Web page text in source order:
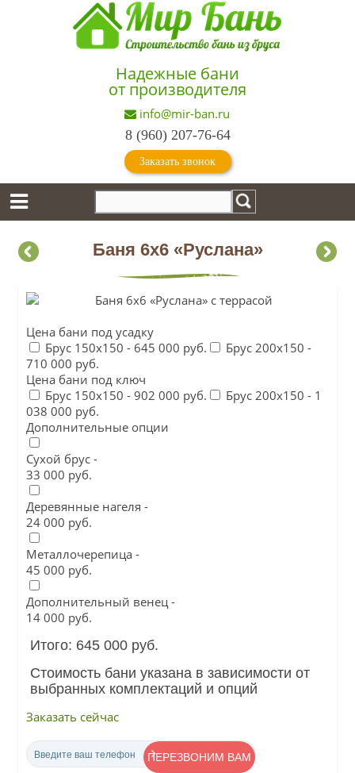
Надежные бани
от производителя
info@mir-ban.ru
8 (960) 207-76-64
Заказать звонок
Баня 6х6 «Руслана»
Цена бани под усадку
Брус 150х150 - 645 000 руб.
Брус 200х150 -
710 000 руб.
Цена бани под ключ
Брус 150х150 -902 000 руб. Брус 200х150 - 1
038 000 руб.
Дополнительные опции
Сухой брус -
33 000 руб.
Деревянные нагеля -
24 000 руб.
Металлочерепица -
45 000 руб.
Дополнительный венец -
14 000 руб.
Итого: 645 000 руб.
Стоимость бани указана в зависимости от
выбранных комплектаций и опций
Заказать сейчас